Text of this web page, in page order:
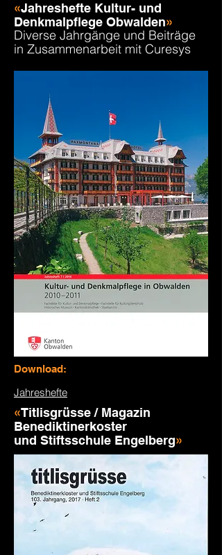
«Jahreshefte Kultur- und
Denkmalpflege Obwalden»
Diverse Jahrgänge und Beiträge
in Zusammenarbeit mit Curesys
Download:
Jahreshefte
«Titlisgrüsse / Magazin
Benediktinerkoster
und Stiftsschule Engelberg»